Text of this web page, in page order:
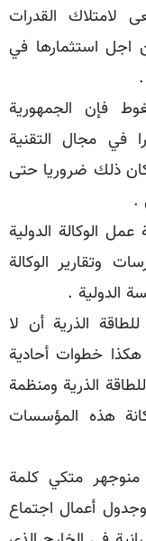
لامتلاك القدرات
اجل استثمارها في
.
فإن الجمهورية
في مجال التقنية
كان ذلك ضروريا حتى
.
الوكالة الدولية
وتقارير الوكالة
الدولية .
الذرية أن لا
هكذا خطوات أحادية
الذرية ومنظمة
هذه المؤسسات
منوجهر متكي كلمة
أعمال اجتماع